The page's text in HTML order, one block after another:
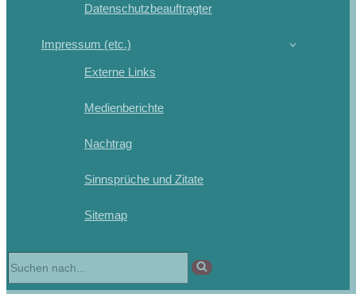
Datenschutzbeauftragter
Impressum (etc.)
Externe Links
Medienberichte
Nachtrag
Sinnsprüche und Zitate
Sitemap